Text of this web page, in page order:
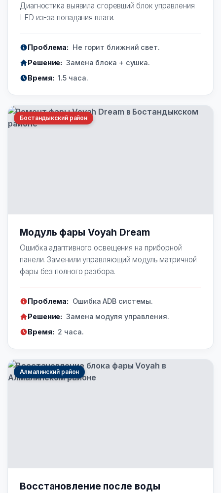
Диагностика выявила сгоревший блок управления
LED из-за попадания влаги.
Проблема: Не горит ближний свет.
Решение: Замена блока + сушка.
Время: 1.5 часа.
Бостандыкский район
Модуль фары Voyah Dream
Ошибка адаптивного освещения на приборной
панели. Заменили управляющий модуль матричной
фары без полного разбора.
Проблема: Ошибка ADB системы.
Решение: Замена модуля управления.
Время: 2 часа.
Алмалинский район
Восстановление после воды